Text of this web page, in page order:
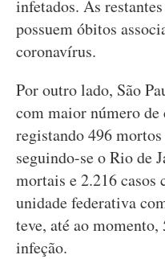
infetados. As
possuem óbitos
coronavírus.
Por outro lado, São
com maior número de
registando 496
seguindo-se o Rio de
mortais e 2.216
unidade federativa
teve, até ao
infeção.